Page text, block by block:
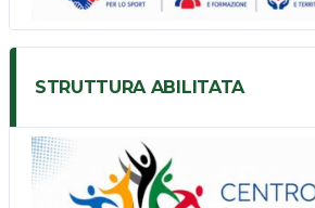
STRUTTURA ABILITATA